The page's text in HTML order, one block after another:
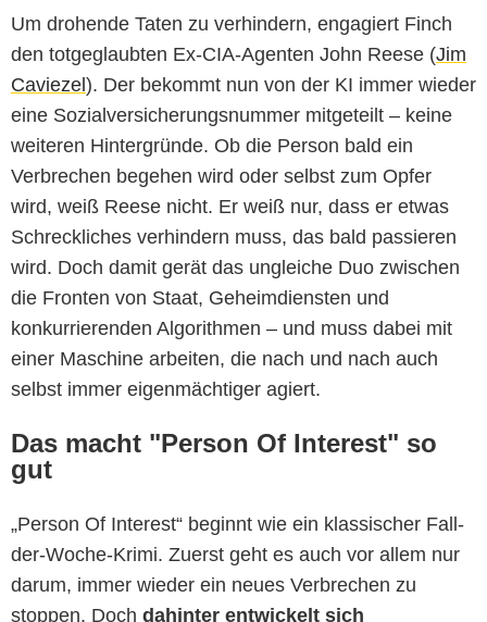
Um drohende Taten zu verhindern, engagiert Finch
den totgeglaubten Ex-CIA-Agenten John Reese (Jim
Caviezel). Der bekommt nun von der KI immer wieder
eine Sozialversicherungsnummer mitgeteilt – keine
weiteren Hintergründe. Ob die Person bald ein
Verbrechen begehen wird oder selbst zum Opfer
wird, weiß Reese nicht. Er weiß nur, dass er etwas
Schreckliches verhindern muss, das bald passieren
wird. Doch damit gerät das ungleiche Duo zwischen
die Fronten von Staat, Geheimdiensten und
konkurrierenden Algorithmen – und muss dabei mit
einer Maschine arbeiten, die nach und nach auch
selbst immer eigenmächtiger agiert.
Das macht "Person Of Interest" so
gut
„Person Of Interest“ beginnt wie ein klassischer Fall-
der-Woche-Krimi. Zuerst geht es auch vor allem nur
darum, immer wieder ein neues Verbrechen zu
stoppen. Doch dahinter entwickelt sich